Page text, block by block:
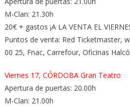
M-Clan: 21.30h
20€ + gastos ¡A LA VENTA EL
Puntos de venta: Red Ticketmaster,
00 25, Fnac, Carrefour, Oficinas
Viernes 17, CÓRDOBA Gran Teatro
Apertura de puertas: 20.00h
M-Clan: 21.00h